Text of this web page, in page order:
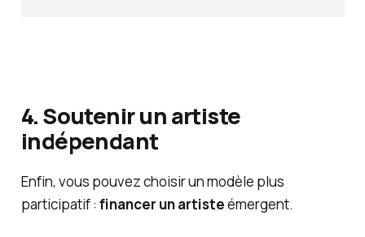
4. Soutenir un artiste
indépendant
Enfin, vous pouvez choisir un modèle plus
participatif : financer un artisteémergent.